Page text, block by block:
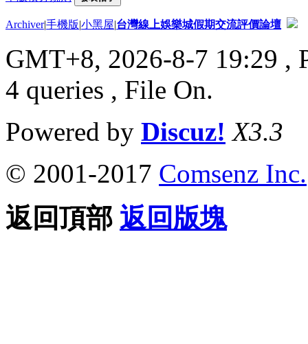
Archiver|手機版|小黑屋|台灣線上娛樂城假期交流評價論壇
GMT+8, 2026-8-7 19:29 ,
4 queries , File On.
Powered by Discuz! X3.3
© 2001-2017 Comsenz Inc.
返回頂部 返回版塊